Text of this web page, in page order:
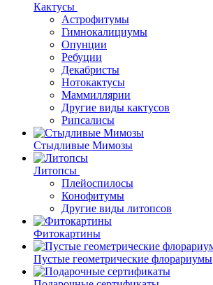
Кактусы
Астрофитумы
Гимнокалициумы
Опунции
Ребуции
Декабристы
Нотокактусы
Маммиллярии
Другие виды кактусов
Рипсалисы
Стыдливые Мимозы
Литопсы
Плейоспилосы
Конофитумы
Другие виды литопсов
Фитокартины
Пустые геометрические флорариумы